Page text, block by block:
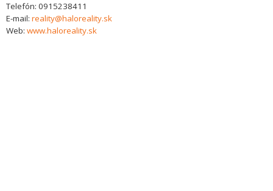
Telefón: 0915238411
E-mail: reality@haloreality.sk
Web: www.haloreality.sk